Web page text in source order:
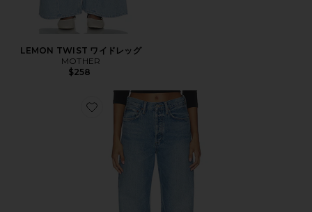
LEMON TWIST ワイドレッグ
MOTHER
$258